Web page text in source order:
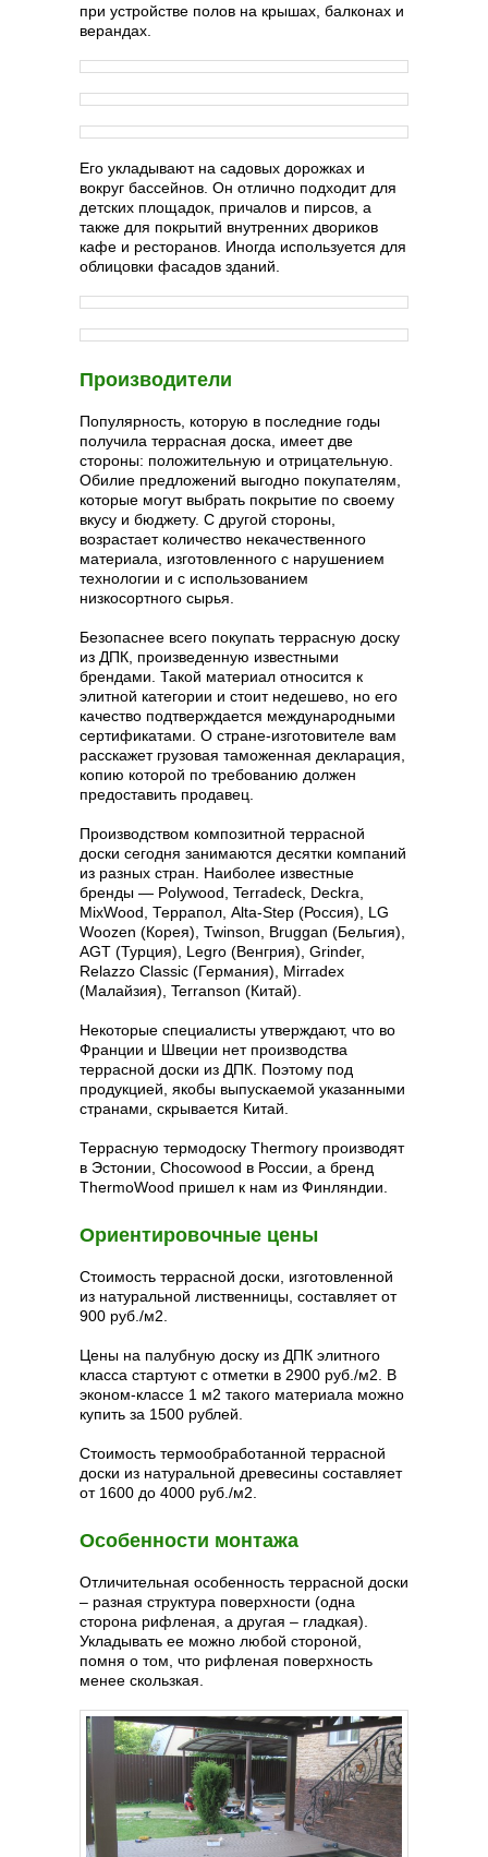
при устройстве полов на крышах, балконах и
верандах.
Его укладывают на садовых дорожках и
вокруг бассейнов. Он отлично подходит для
детских площадок, причалов и пирсов, а
также для покрытий внутренних двориков
кафе и ресторанов. Иногда используется для
облицовки фасадов зданий.
Производители
Популярность, которую в последние годы
получила террасная доска, имеет две
стороны: положительную и отрицательную.
Обилие предложений выгодно покупателям,
которые могут выбрать покрытие по своему
вкусу и бюджету. С другой стороны,
возрастает количество некачественного
материала, изготовленного с нарушением
технологии и с использованием
низкосортного сырья.
Безопаснее всего покупать террасную доску
из ДПК, произведенную известными
брендами. Такой материал относится к
элитной категории и стоит недешево, но его
качество подтверждается международными
сертификатами. О стране-изготовителе вам
расскажет грузовая таможенная декларация,
копию которой по требованию должен
предоставить продавец.
Производством композитной террасной
доски сегодня занимаются десятки компаний
из разных стран. Наиболее известные
бренды — Polywood, Terradeck, Deckra,
MixWood, Террапол, Alta-Step (Россия), LG
Woozen (Корея), Twinson, Bruggan (Бельгия),
AGT (Турция), Legro (Венгрия), Grinder,
Relazzo Classic (Германия), Mirradex
(Малайзия), Terranson (Китай).
Некоторые специалисты утверждают, что во
Франции и Швеции нет производства
террасной доски из ДПК. Поэтому под
продукцией, якобы выпускаемой указанными
странами, скрывается Китай.
Террасную термодоску Thermory производят
в Эстонии, Chocowood в России, а бренд
ThermoWood пришел к нам из Финляндии.
Ориентировочные цены
Стоимость террасной доски, изготовленной
из натуральной лиственницы, составляет от
900 руб./м2.
Цены на палубную доску из ДПК элитного
класса стартуют с отметки в 2900 руб./м2. В
эконом-классе 1 м2 такого материала можно
купить за 1500 рублей.
Стоимость термообработанной террасной
доски из натуральной древесины составляет
от 1600 до 4000 руб./м2.
Особенности монтажа
Отличительная особенность террасной доски
– разная структура поверхности (одна
сторона рифленая, а другая – гладкая).
Укладывать ее можно любой стороной,
помня о том, что рифленая поверхность
менее скользкая.